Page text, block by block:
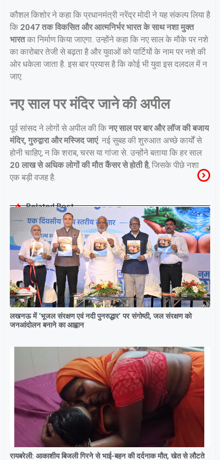
कौशल किशोर ने कहा कि प्रधानमंत्री नरेंद्र मोदी ने यह संकल्प लिया है
कि 2047 तक विकसित और आत्मनिर्भर भारत के साथ नशा मुक्त
भारतका निर्माण किया जाएगा. उन्होंने कहा कि नए साल के मौके पर नशे
का कारोबार तेजी से बढ़ता है और युवाओं को पार्टियों के नाम पर नशे की
ओर धकेला जाता है. इस बार प्रयास है कि कोई भी युवा इस दलदल में न
जाए.
नए साल पर मंदिर जाने की अपील
पूर्व सांसद ने लोगों से अपील की कि नए साल पर बार और लॉज की बजाय
मंदिर, गुरुद्वारा और मस्जिद जाएं. नई सुबह की शुरुआत अच्छे कार्यों से
होनी चाहिए, न कि शराब, चरस या गांजा से. उन्होंने बताया कि हर साल
20 लाख से अधिक लोगों की मौत कैंसर से होती है, जिसके पीछे नशा
एक बड़ी वजह है.
Related Post
लखनऊ में ‘भूजल संरक्षण एवं नदी पुनरुद्धार’ पर संगोष्ठी, जल संरक्षण को
जनआंदोलन बनाने का आह्वान
रायबरेली: आकाशीय बिजली गिरने से भाई-बहन की दर्दनाक मौत, खेत से लौटते